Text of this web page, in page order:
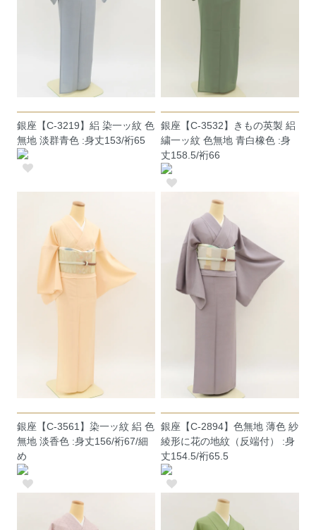
銀座【C-3219】絽 染一ッ紋 色
無地 淡群青色 :身丈153/裄65
銀座【C-3532】きもの英製 絽
繍一ッ紋 色無地 青白橡色 :身
丈158.5/裄66
銀座【C-3561】染一ッ紋 絽 色
無地 淡香色 :身丈156/裄67/細
め
銀座【C-2894】色無地 薄色 紗
綾形に花の地紋（反端付） :身
丈154.5/裄65.5